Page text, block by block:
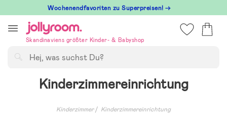
till
innehållet
Wochenendfavoriten zu Superpreisen! →
Skandinaviens größter Kinder- & Babyshop
Kinderzimmereinrichtung
Kinderzimmer Kinderzimmereinrichtung